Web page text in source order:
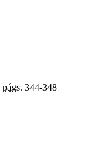
págs. 344-348